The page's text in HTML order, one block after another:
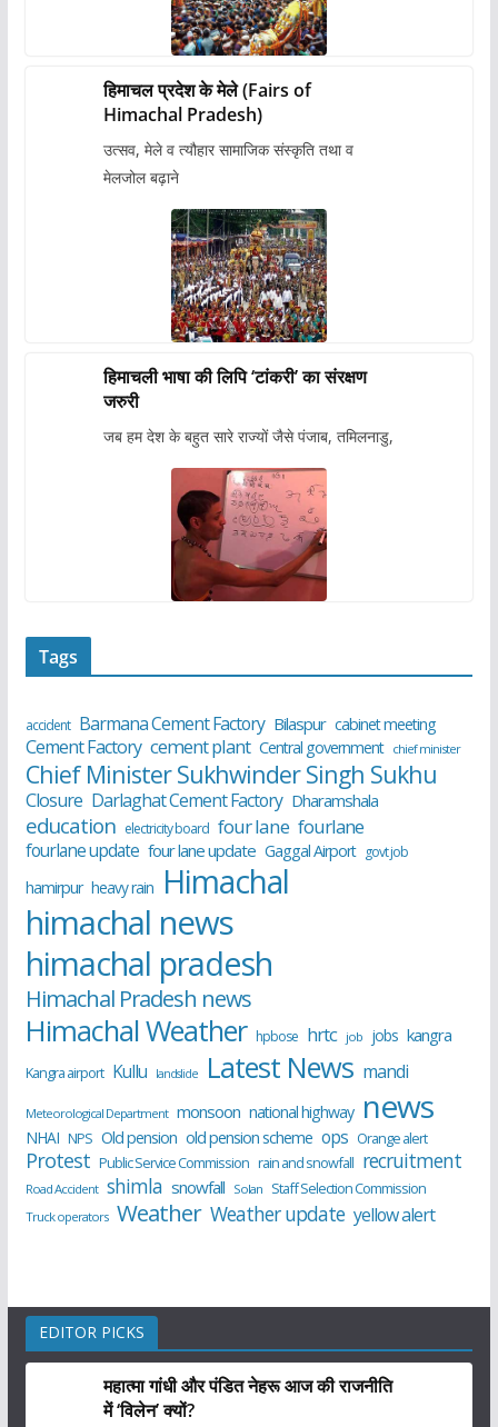
हिमाचल प्रदेश के मेले (Fairs of
Himachal Pradesh)
उत्सव, मेले व त्यौहार सामाजिक संस्कृति तथा व
मेलजोल बढ़ाने
हिमाचली भाषा की लिपि ‘टांकरी’ का संरक्षण
जरुरी
जब हम देश के बहुत सारे राज्यों जैसे पंजाब, तमिलनाडु,
Tags
accident Barmana Cement Factory Bilaspur cabinet meeting
Cement Factory cement plant Central government chief minister
Chief Minister Sukhwinder Singh Sukhu
Closure Darlaghat Cement Factory Dharamshala
education electricity board four lane fourlane
fourlane update four lane update Gaggal Airport govt job
hamirpur heavy rain Himachal
himachal news
himachal pradesh
Himachal Pradesh news
Himachal Weather hpbose hrtc job jobs kangra
Kangra airport Kullu landslide Latest News mandi
Meteorological Department monsoon national highway news
NHAI NPS Old pension old pension scheme ops Orange alert
Protest Public Service Commission rain and snowfall recruitment
Road Accident shimla snowfall Solan Staff Selection Commission
Truck operators Weather Weather update yellow alert
EDITOR PICKS
महात्मा गांधी और पंडित नेहरू आज की राजनीति
में ‘विलेन’ क्यों?